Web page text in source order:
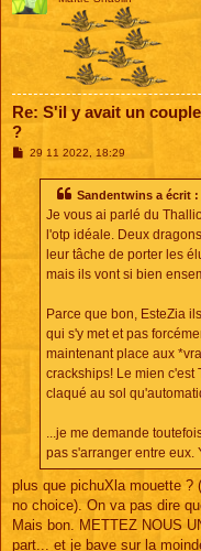
Re: S'il y avait un
?
M29 11 2022, 18:29
Sandentwins a écrit :
Je vous ai parlé du
l'otp idéale. Deux
leur tâche de porter les
mais ils vont si bien
Parce que bon, EsteZia
qui s'y met et pas
maintenant place aux
crackships! Le mien c'est
claqué au sol
...je me demande
pas s'arranger entre eux.
plus que pichuXla mouette ?
no choice). On va pas dire
Mais bon. METTEZ NOUS
part... et je bave sur la